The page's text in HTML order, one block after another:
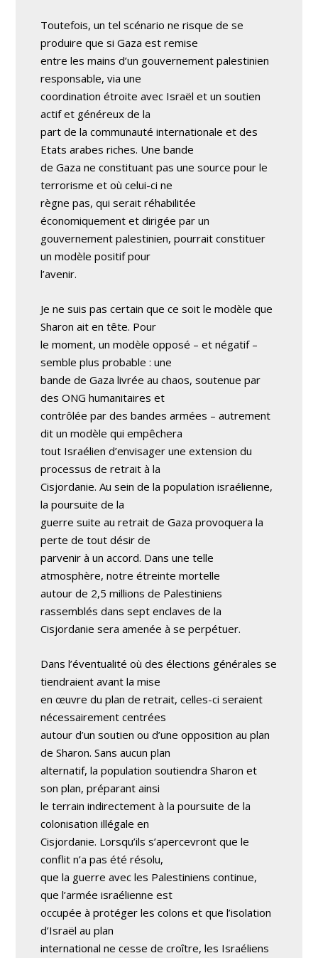
Toutefois, un tel scénario ne risque de se
produire que si Gaza est remise
entre les mains d’un gouvernement palestinien
responsable, via une
coordination étroite avec Israël et un soutien
actif et généreux de la
part de la communauté internationale et des
Etats arabes riches. Une bande
de Gaza ne constituant pas une source pour le
terrorisme et où celui-ci ne
règne pas, qui serait réhabilitée
économiquement et dirigée par un
gouvernement palestinien, pourrait constituer
un modèle positif pour
l’avenir.
Je ne suis pas certain que ce soit le modèle que
Sharon ait en tête. Pour
le moment, un modèle opposé – et négatif –
semble plus probable : une
bande de Gaza livrée au chaos, soutenue par
des ONG humanitaires et
contrôlée par des bandes armées – autrement
dit un modèle qui empêchera
tout Israélien d’envisager une extension du
processus de retrait à la
Cisjordanie. Au sein de la population israélienne,
la poursuite de la
guerre suite au retrait de Gaza provoquera la
perte de tout désir de
parvenir à un accord. Dans une telle
atmosphère, notre étreinte mortelle
autour de 2,5 millions de Palestiniens
rassemblés dans sept enclaves de la
Cisjordanie sera amenée à se perpétuer.
Dans l’éventualité où des élections générales se
tiendraient avant la mise
en œuvre du plan de retrait, celles-ci seraient
nécessairement centrées
autour d’un soutien ou d’une opposition au plan
de Sharon. Sans aucun plan
alternatif, la population soutiendra Sharon et
son plan, préparant ainsi
le terrain indirectement à la poursuite de la
colonisation illégale en
Cisjordanie. Lorsqu’ils s’apercevront que le
conflit n’a pas été résolu,
que la guerre avec les Palestiniens continue,
que l’armée israélienne est
occupée à protéger les colons et que l’isolation
d’Israël au plan
international ne cesse de croître, les Israéliens